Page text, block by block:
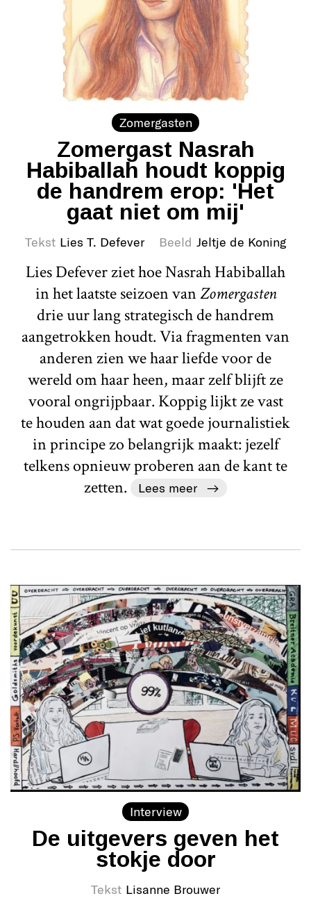
Zomergasten
Zomergast Nasrah
Habiballah houdt koppig
de handrem erop: 'Het
gaat niet om mij'
Tekst Lies T. Defever Beeld Jeltje de Koning
Lies Defever ziet hoe Nasrah Habiballah
in het laatste seizoen vanZomergasten
drie uur lang strategisch de handrem
aangetrokken houdt. Via fragmenten van
anderen zien we haar liefde voor de
wereld om haar heen, maar zelf blijft ze
vooral ongrijpbaar. Koppig lijkt ze vast
te houden aan dat wat goede journalistiek
in principe zo belangrijk maakt: jezelf
telkens opnieuw proberen aan de kant te
zetten.
Lees meer
Interview
De uitgevers geven het
stokje door
Tekst Lisanne Brouwer